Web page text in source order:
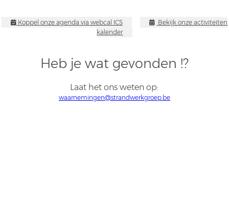
Koppel onze agenda via webcal ICS
Bekijk onze activiteiten
kalender
Heb je wat gevonden !?
Laat het ons weten op:
waarnemingen@strandwerkgroep.be